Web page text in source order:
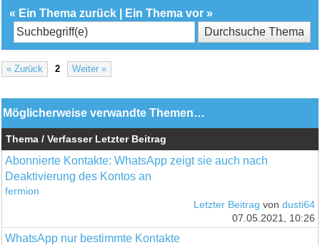
« Ein Thema zurück Ein Thema vor »
« Zurück 2 Weiter »
Möglicherweise verwandte Themen…
Thema / Verfasser Letzter Beitrag
Abonnierte Kontakte: WhatsApp zeigt sie auch nach
Deaktivierung des Kontos an
fermion
Letzter Beitrag von dusti64
07.05.2021, 10:26
WhatsApp nur bestimmte Kontakte